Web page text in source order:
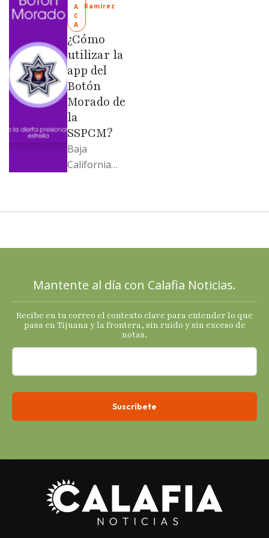
“Mandela”;
Evangelina
Moreno no
soportó; Los
…
A
C
A
Ramírez
¿Cómo
utilizar la
app del
Botón
Morado de
la
SSPCM?
Baja
California
2025 con
termómetro
s
económicos.
Mantente al día con Calafia Noticias.
Recibe en tu correo el contexto clave para entender lo que
pasa en Tijuana y la frontera, sin ruido y sin exceso de
notas.